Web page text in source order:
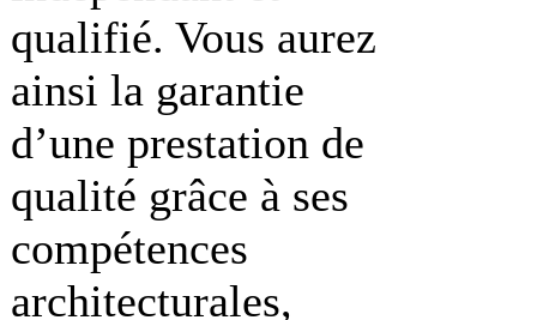
qualifié. Vous aurez
ainsi la garantie
d’une prestation de
qualité grâce à ses
compétences
architecturales,